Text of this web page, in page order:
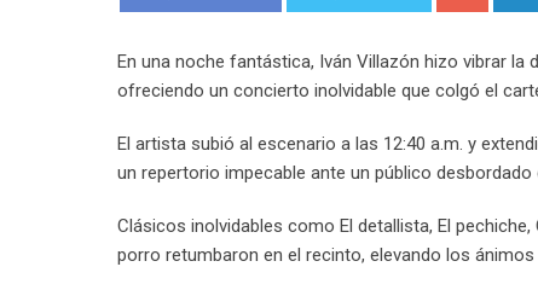
En una noche fantástica, Iván Villazón hizo vibrar la
ofreciendo un concierto inolvidable que colgó el
El artista subió al escenario a las 12:40 a.m. y
un repertorio impecable ante un público
Clásicos inolvidables como El detallista, El
porro retumbaron en el recinto, elevando los